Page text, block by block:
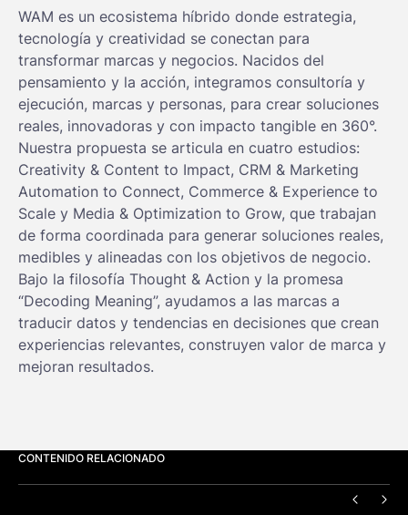
WAM es un ecosistema híbrido donde estrategia,
tecnología y creatividad se conectan para
transformar marcas y negocios. Nacidos del
pensamiento y la acción, integramos consultoría y
ejecución, marcas y personas, para crear soluciones
reales, innovadoras y con impacto tangible en 360°.
Nuestra propuesta se articula en cuatro estudios:
Creativity & Content to Impact, CRM & Marketing
Automation to Connect, Commerce & Experience to
Scale y Media & Optimization to Grow, que trabajan
de forma coordinada para generar soluciones reales,
medibles y alineadas con los objetivos de negocio.
Bajo la filosofía Thought & Action y la promesa
“Decoding Meaning”, ayudamos a las marcas a
traducir datos y tendencias en decisiones que crean
experiencias relevantes, construyen valor de marca y
mejoran resultados.
CONTENIDO RELACIONADO